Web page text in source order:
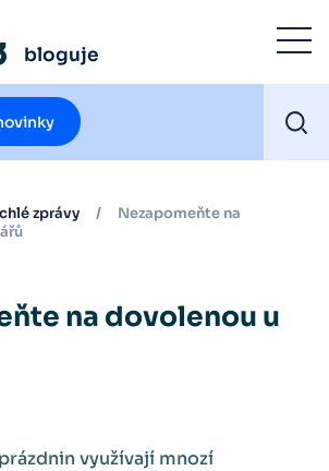
bloguje
zprávy /
Nezapomeňte na
na dovolenou u
využívají mnozí